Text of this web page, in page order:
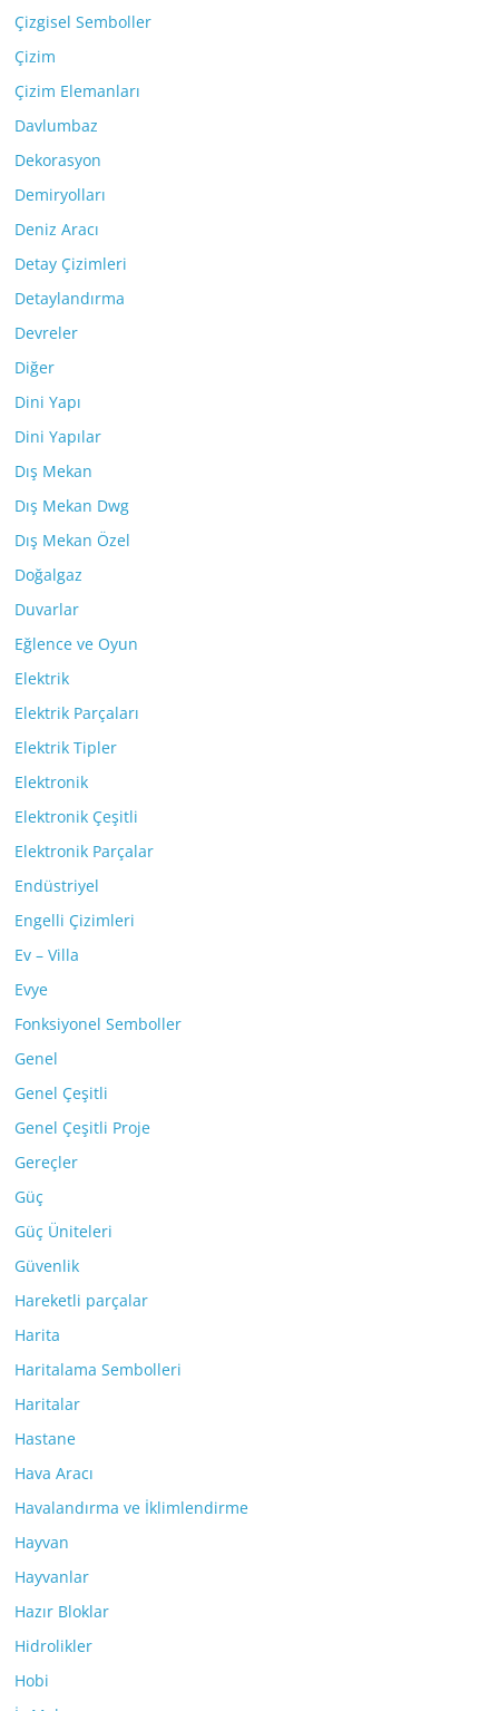
Çizgisel Semboller
Çizim
Çizim Elemanları
Davlumbaz
Dekorasyon
Demiryolları
Deniz Aracı
Detay Çizimleri
Detaylandırma
Devreler
Diğer
Dini Yapı
Dini Yapılar
Dış Mekan
Dış Mekan Dwg
Dış Mekan Özel
Doğalgaz
Duvarlar
Eğlence ve Oyun
Elektrik
Elektrik Parçaları
Elektrik Tipler
Elektronik
Elektronik Çeşitli
Elektronik Parçalar
Endüstriyel
Engelli Çizimleri
Ev – Villa
Evye
Fonksiyonel Semboller
Genel
Genel Çeşitli
Genel Çeşitli Proje
Gereçler
Güç
Güç Üniteleri
Güvenlik
Hareketli parçalar
Harita
Haritalama Sembolleri
Haritalar
Hastane
Hava Aracı
Havalandırma ve İklimlendirme
Hayvan
Hayvanlar
Hazır Bloklar
Hidrolikler
Hobi